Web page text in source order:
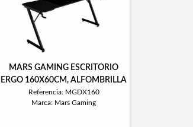
MARS GAMING ESCRITORIO
ERGO 160X60CM, ALFOMBRILLA
Referencia: MGDX160
Marca: Mars Gaming